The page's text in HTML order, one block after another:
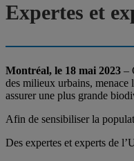
Expertes et
Montréal, le 18 mai 2023 –
des milieux urbains, menace
assurer une plus grande
Afin de sensibiliser la
Des expertes et experts de